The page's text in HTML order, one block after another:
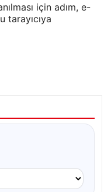
için adım, e-
tarayıcıya